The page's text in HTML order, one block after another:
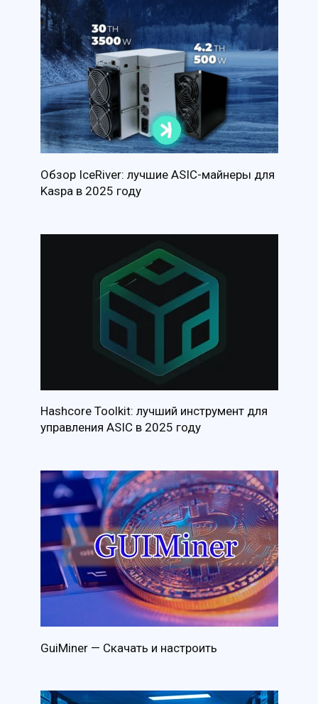
Обзор IceRiver: лучшие ASIC-майнеры для
Kaspa в 2025 году
Hashcore Toolkit: лучший инструмент для
управления ASIC в 2025 году
GuiMiner — Скачать и настроить